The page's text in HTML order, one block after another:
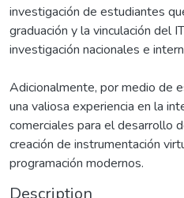
investigación de estudiantes
graduación y la vinculación del
investigación nacionales e
Adicionalmente, por medio de
una valiosa experiencia en la
comerciales para el desarrollo
creación de instrumentación
programación modernos.
Description